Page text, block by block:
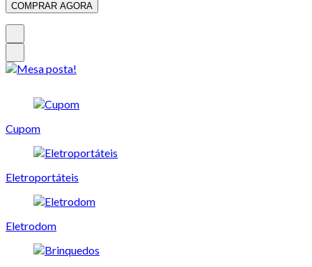
COMPRAR AGORA
Cupom
Eletroportáteis
Eletrodom